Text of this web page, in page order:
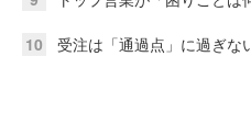
10 受注は「通過点」に過ぎな